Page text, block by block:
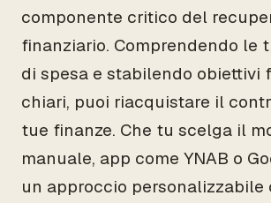
componente critico del
finanziario. Comprendendo le
di spesa e stabilendo obiettivi
chiari, puoi riacquistare il
tue finanze. Che tu scelga il
manuale, app come YNAB o
un approccio personalizzabile